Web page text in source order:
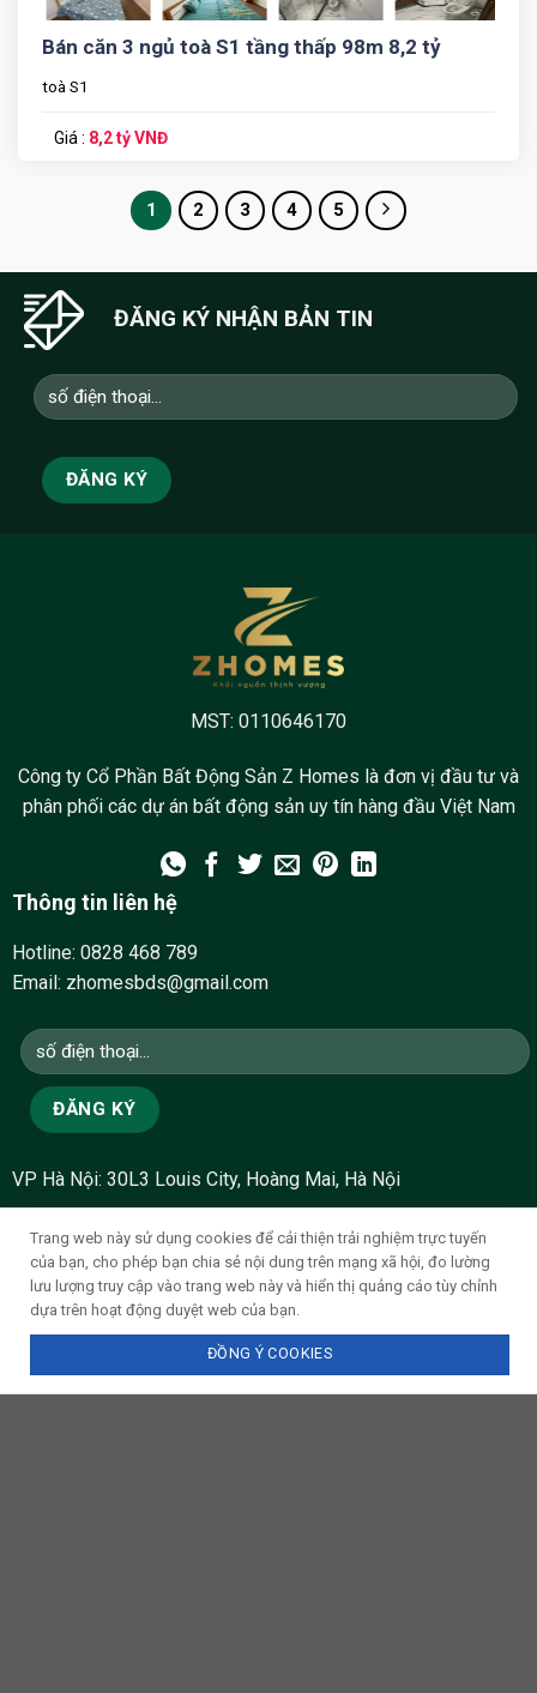
Bán căn 3 ngủ toà S1 tầng thấp 98m 8,2 tỷ
toà S1
Giá : 8,2 tỷ VNĐ
1 2 3 4 5
ĐĂNG KÝ NHẬN BẢN TIN
MST: 0110646170
Công ty Cổ Phần Bất Động Sản Z Homes là đơn vị đầu tư và
phân phối các dự án bất động sản uy tín hàng đầu Việt Nam
Thông tin liên hệ
Hotline: 0828 468 789
Email: zhomesbds@gmail.com
VP Hà Nội: 30L3 Louis City, Hoàng Mai, Hà Nội
Thăng Long, Bắc Từ Liêm, Hà Nội.
FANPAGE FACEBOOK
Trang web này sử dụng cookies để cải thiện trải nghiệm trực tuyến
của bạn, cho phép bạn chia sẻ nội dung trên mạng xã hội, đo lường
lưu lượng truy cập vào trang web này và hiển thị quảng cáo tùy chỉnh
dựa trên hoạt động duyệt web của bạn.
ĐỒNG Ý COOKIES